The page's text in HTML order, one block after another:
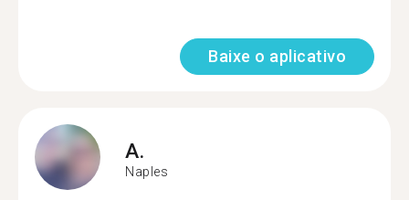
Baixe o aplicativo
A.
Naples